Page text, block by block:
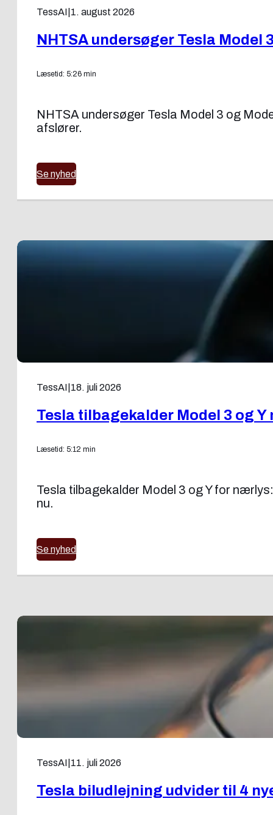
TessAI 1. august 2026
NHTSA undersøger Tesla Model
Læsetid: 5:26 min
NHTSA undersøger Tesla Model 3 og
afslører.
Se nyhed
TessAI 18. juli 2026
Tesla tilbagekalder Model 3 og
Læsetid: 5:12 min
Tesla tilbagekalder Model 3 og Y for
nu.
Se nyhed
TessAI 11. juli 2026
Tesla biludlejning udvider til 4